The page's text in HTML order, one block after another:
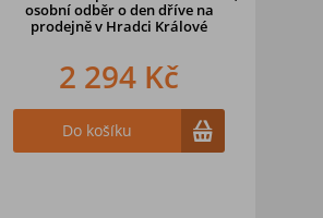
osobní odběr o den dřívena
prodejně v Hradci Králové
2 294 Kč
Do košíku